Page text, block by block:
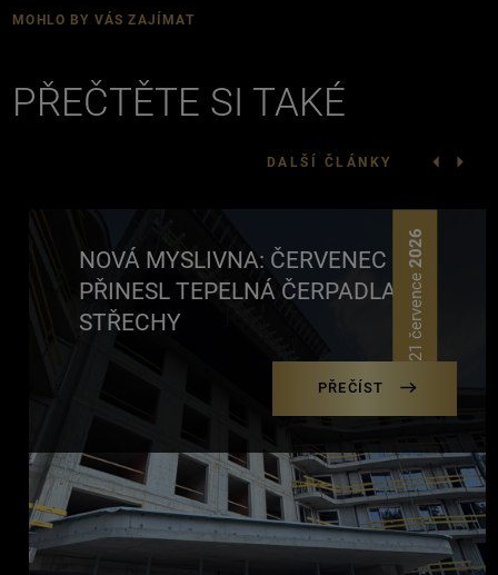
MOHLO BY VÁS ZAJÍMAT
PŘEČTĚTE SI TAKÉ
DALŠÍ ČLÁNKY
21 července
2026
NOVÁ MYSLIVNA: ČERVENEC
PŘINESL TEPELNÁ ČERPADLA NA
STŘECHY
PŘEČÍST